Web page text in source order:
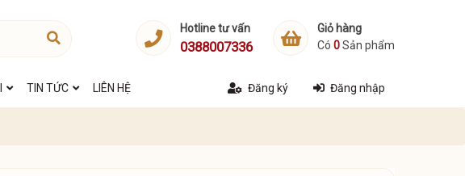
Giỏ hàng
Có 0Sản phẩm
Hotline tư vấn
0388007336
TIN TỨC LIÊN HỆ Đăng ký Đăng nhập